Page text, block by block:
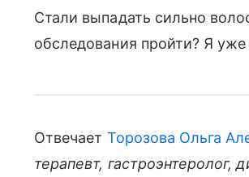
Стали выпадать сильно
обследования пройти? Я
Отвечает Торозова Ольга
терапевт, гастроэнтеролог,